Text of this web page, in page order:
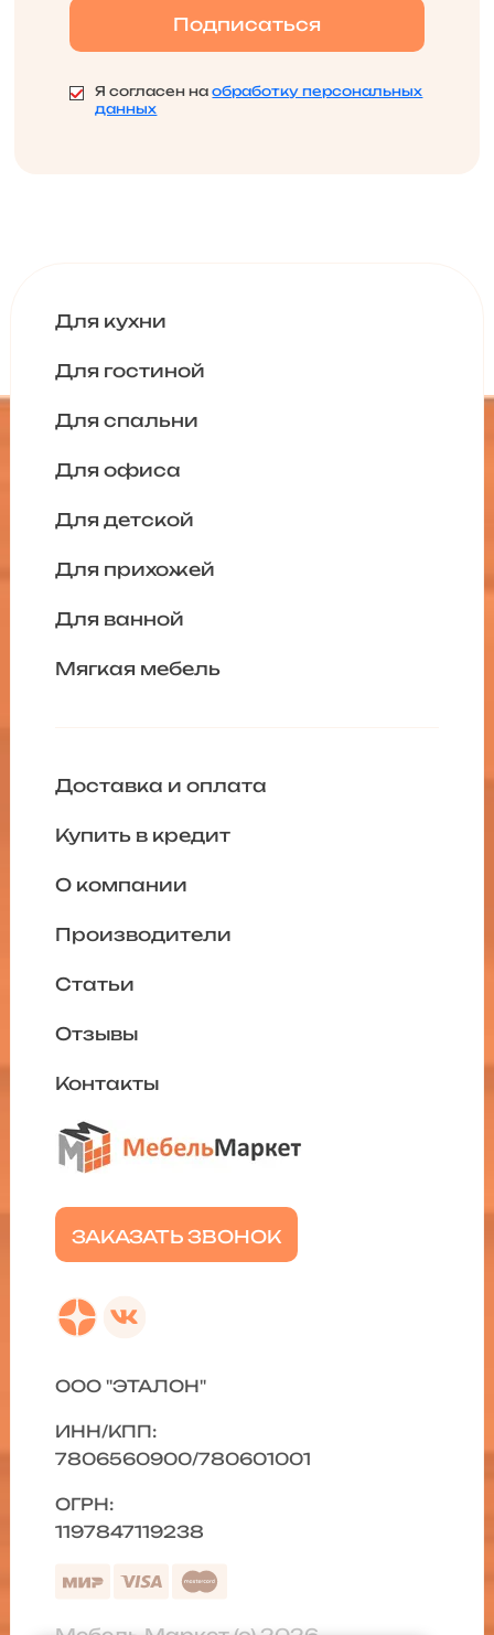
Я согласен наобработку персональных
данных
Для кухни
Для гостиной
Для спальни
Для офиса
Для детской
Для прихожей
Для ванной
Мягкая мебель
ЗАКАЗАТЬ ЗВОНОК
Доставка и оплата
Купить в кредит
О компании
Производители
Статьи
Отзывы
Контакты
ООО "ЭТАЛОН"
ИНН/КПП:
7806560900/780601001
ОГРН:
1197847119238